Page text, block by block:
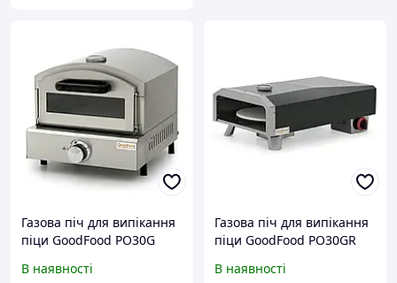
Газова піч для випікання
піци GoodFood PO30G
В наявності
Газова піч для випікання
піци GoodFood PO30GR
В наявності